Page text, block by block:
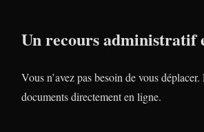
Un recours administratif
Vous n’avez pas besoin de vous
documents directement en ligne.